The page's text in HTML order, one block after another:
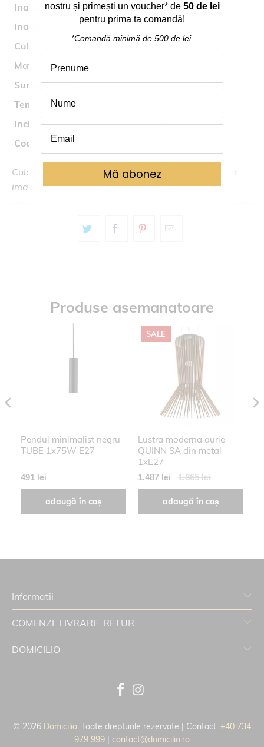
Inaltime (cm)
31
Inaltime reglabila
da
Culoare
Material
Sursa iluminat
30W LED
Temperatura culoare
Inclus
da
Cod
Culoarea reala poate fi usor diferita fata de cea din
imagine.
Produse asemanatoare
Pendul minimalist negru
TUBE 1x75W E27
491 lei
adaugă în coș
SALE
Lustra moderna aurie
QUINN SA din metal
1xE27
1.487 lei 1.865 lei
adaugă în coș
Informatii
COMENZI. LIVRARE. RETUR
DOMICILIO
© 2026 Domicilio . Toate drepturile rezervate | Contact: +40 734
979 999 | contact@domicilio.ro
nostru și primești un voucher* de 50 de lei
pentru prima ta comandă!
*Comandă minimă de 500 de lei.
Mă abonez